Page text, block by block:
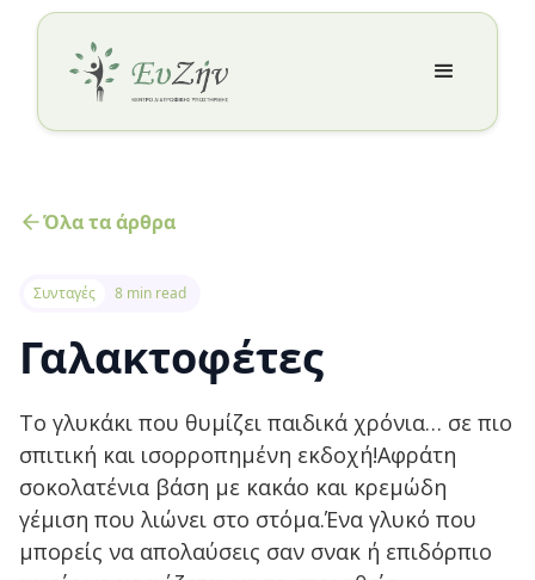
Όλα τα άρθρα
Συνταγές 8 min read
Γαλακτοφέτες
Το γλυκάκι που θυμίζει παιδικά χρόνια… σε πιο
σπιτική και ισορροπημένη εκδοχή!Αφράτη
σοκολατένια βάση με κακάο και κρεμώδη
γέμιση που λιώνει στο στόμα.Ένα γλυκό που
μπορείς να απολαύσεις σαν σνακ ή επιδόρπιο